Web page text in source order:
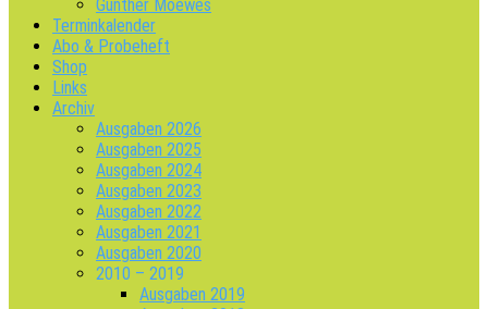
Günther Moewes
Terminkalender
Abo & Probeheft
Shop
Links
Archiv
Ausgaben 2026
Ausgaben 2025
Ausgaben 2024
Ausgaben 2023
Ausgaben 2022
Ausgaben 2021
Ausgaben 2020
2010 – 2019
Ausgaben 2019